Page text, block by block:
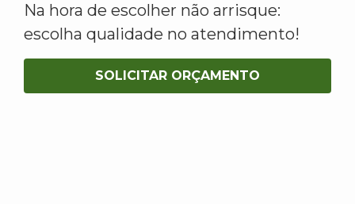
Na hora de escolher não arrisque:
escolha qualidade no atendimento!
SOLICITAR ORÇAMENTO